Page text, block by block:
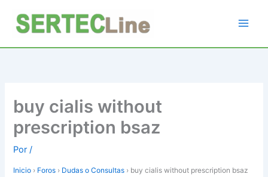
contenido
buy cialis without
prescription bsaz
Por/
Inicio › Foros › Dudas o Consultas › buy cialis without prescription bsaz